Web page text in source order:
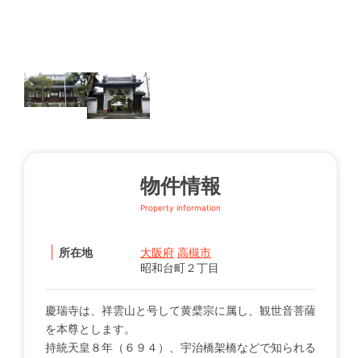
物件情報
Property information
所在地 大阪府 高槻市
昭和台町２丁目
慶瑞寺は、祥雲山と号して黄檗宗に属し、観世音菩薩
を本尊とします。
持統天皇８年（６９４）、宇治橋架橋などで知られる